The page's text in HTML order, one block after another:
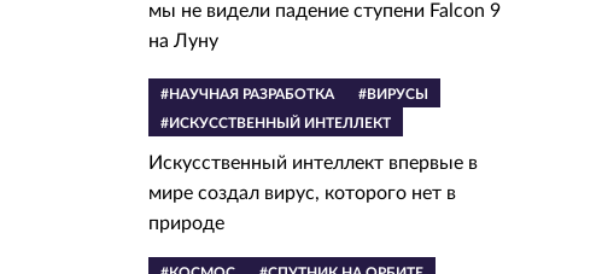
мы не видели падение ступени Falcon 9
на Луну
#НАУЧНАЯ РАЗРАБОТКА
#ВИРУСЫ
#ИСКУССТВЕННЫЙ ИНТЕЛЛЕКТ
Искусственный интеллект впервые в
мире создал вирус, которого нет в
природе